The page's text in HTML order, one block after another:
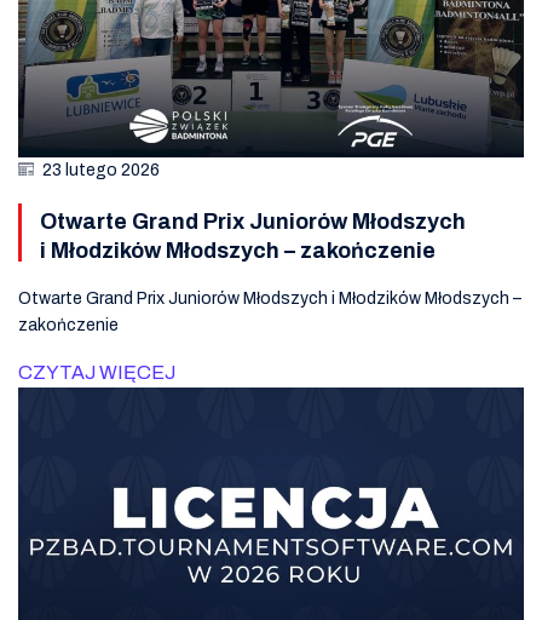
23 lutego 2026
Otwarte Grand Prix Juniorów Młodszych
i Młodzików Młodszych – zakończenie
Otwarte Grand Prix Juniorów Młodszych i Młodzików Młodszych –
zakończenie
CZYTAJ WIĘCEJ